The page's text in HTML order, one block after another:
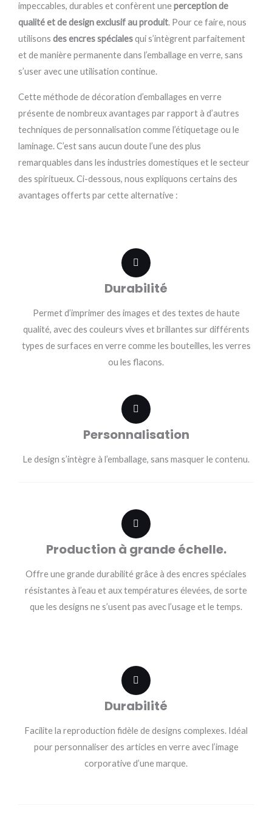
impeccables, durables et confèrent uneperception de
qualité et de design exclusif au produit. Pour ce faire, nous
utilisons des encres spécialesqui s’intègrent parfaitement
et de manière permanente dans l’emballage en verre, sans
s’user avec une utilisation continue.
Cette méthode de décoration d’emballages en verre
présente de nombreux avantages par rapport à d’autres
techniques de personnalisation comme l’étiquetage ou le
laminage. C’est sans aucun doute l’une des plus
remarquables dans les industries domestiques et le secteur
des spiritueux. Ci-dessous, nous expliquons certains des
avantages offerts par cette alternative :
Durabilité
Permet d’imprimer des images et des textes de haute
qualité, avec des couleurs vives et brillantes sur différents
types de surfaces en verre comme les bouteilles, les verres
ou les flacons.
Personnalisation
Le design s’intègre à l’emballage, sans masquer le contenu.
Production à grande échelle.
Offre une grande durabilité grâce à des encres spéciales
résistantes à l’eau et aux températures élevées, de sorte
que les designs ne s’usent pas avec l’usage et le temps.
Durabilité
Facilite la reproduction fidèle de designs complexes. Idéal
pour personnaliser des articles en verre avec l’image
corporative d’une marque.